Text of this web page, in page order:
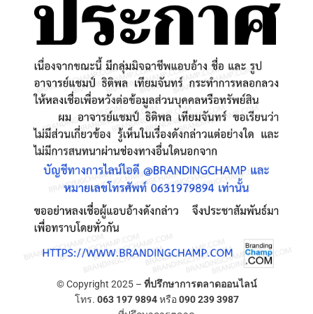
© Copyright 2025 – ที่ปรึกษาการตลาดออนไลน์
โทร. 063 197 9894หรือ090 239 3987